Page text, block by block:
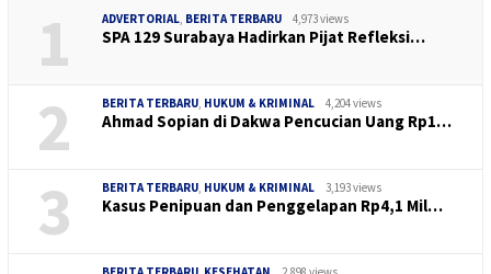
1 ADVERTORIAL, BERITA TERBARU 4,973 views
SPA 129 Surabaya Hadirkan Pijat Refleksi…
2 BERITA TERBARU, HUKUM & KRIMINAL 4,204 views
Ahmad Sopian di Dakwa Pencucian Uang Rp1…
3 BERITA TERBARU, HUKUM & KRIMINAL 3,193 views
Kasus Penipuan dan Penggelapan Rp4,1 Mil…